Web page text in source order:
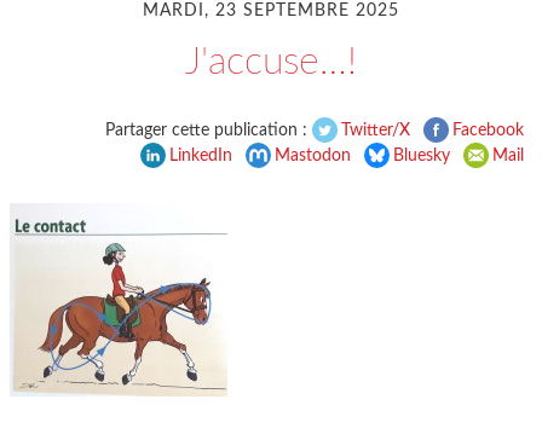
MARDI, 23 SEPTEMBRE 2025
J'accuse…!
Partager cette publication : Twitter/X
Facebook
LinkedIn
Mastodon Bluesky Mail